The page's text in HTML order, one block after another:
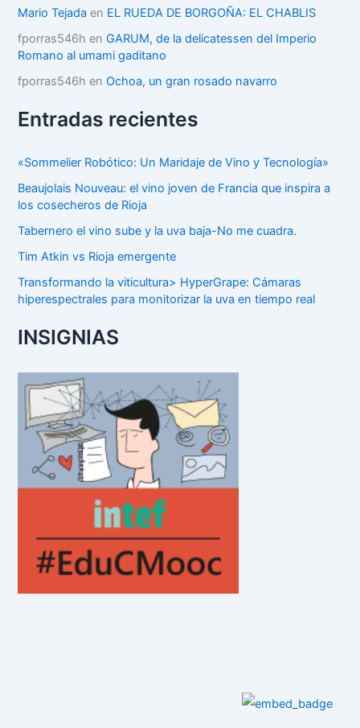
Mario Tejada en EL RUEDA DE BORGOÑA: EL CHABLIS
fporras546h en GARUM, de la delicatessen del Imperio
Romano al umami gaditano
fporras546h en Ochoa, un gran rosado navarro
Entradas recientes
«Sommelier Robótico: Un Maridaje de Vino y Tecnología»
Beaujolais Nouveau: el vino joven de Francia que inspira a
los cosecheros de Rioja
Tabernero el vino sube y la uva baja-No me cuadra.
Tim Atkin vs Rioja emergente
Transformando la viticultura> HyperGrape: Cámaras
hiperespectrales para monitorizar la uva en tiempo real
INSIGNIAS